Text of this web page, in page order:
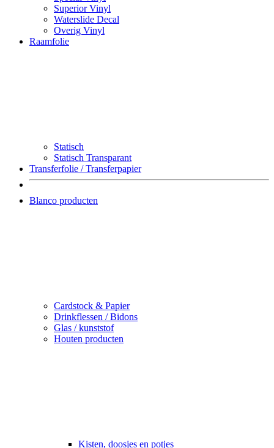
Superior Vinyl
Waterslide Decal
Overig Vinyl
Raamfolie
Statisch
Statisch Transparant
Transferfolie / Transferpapier
Blanco producten
Cardstock & Papier
Drinkflessen / Bidons
Glas / kunststof
Houten producten
Kisten, doosjes en potjes